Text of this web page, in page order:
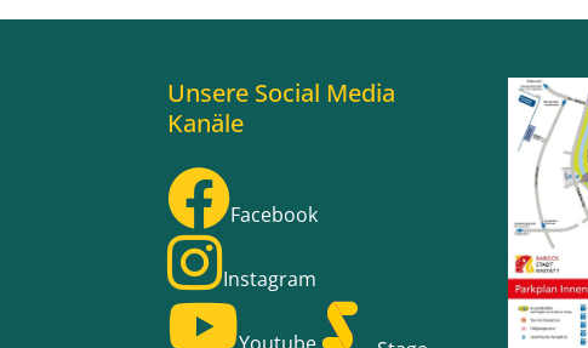
Unsere Social Media
Kanäle
Facebook
Instagram